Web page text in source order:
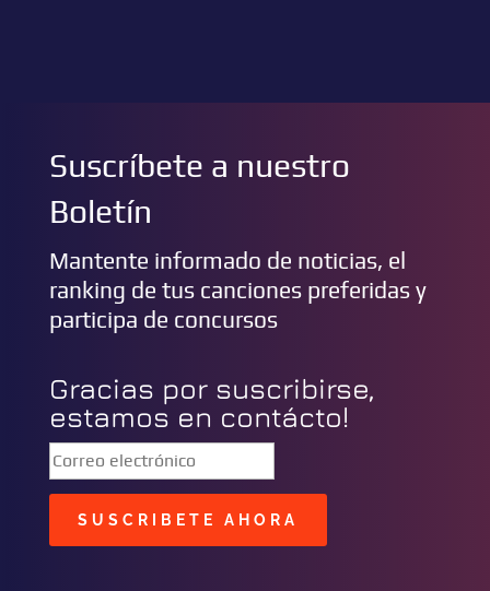
Suscríbete a nuestro
Boletín
Mantente informado de noticias, el
ranking de tus canciones preferidas y
participa de concursos
Gracias por suscribirse,
estamos en contácto!
SUSCRIBETE AHORA